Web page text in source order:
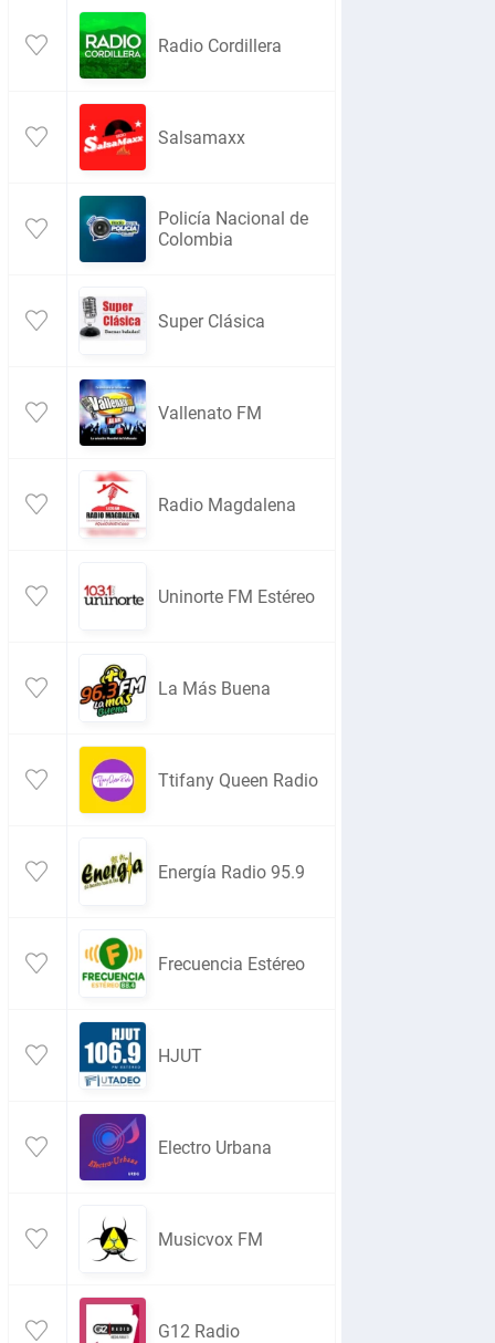
Radio Cordillera
Salsamaxx
Policía Nacional de
Colombia
Super Clásica
Vallenato FM
Radio Magdalena
Uninorte FM Estéreo
La Más Buena
Ttifany Queen Radio
Energía Radio 95.9
Frecuencia Estéreo
HJUT
Electro Urbana
Musicvox FM
G12 Radio